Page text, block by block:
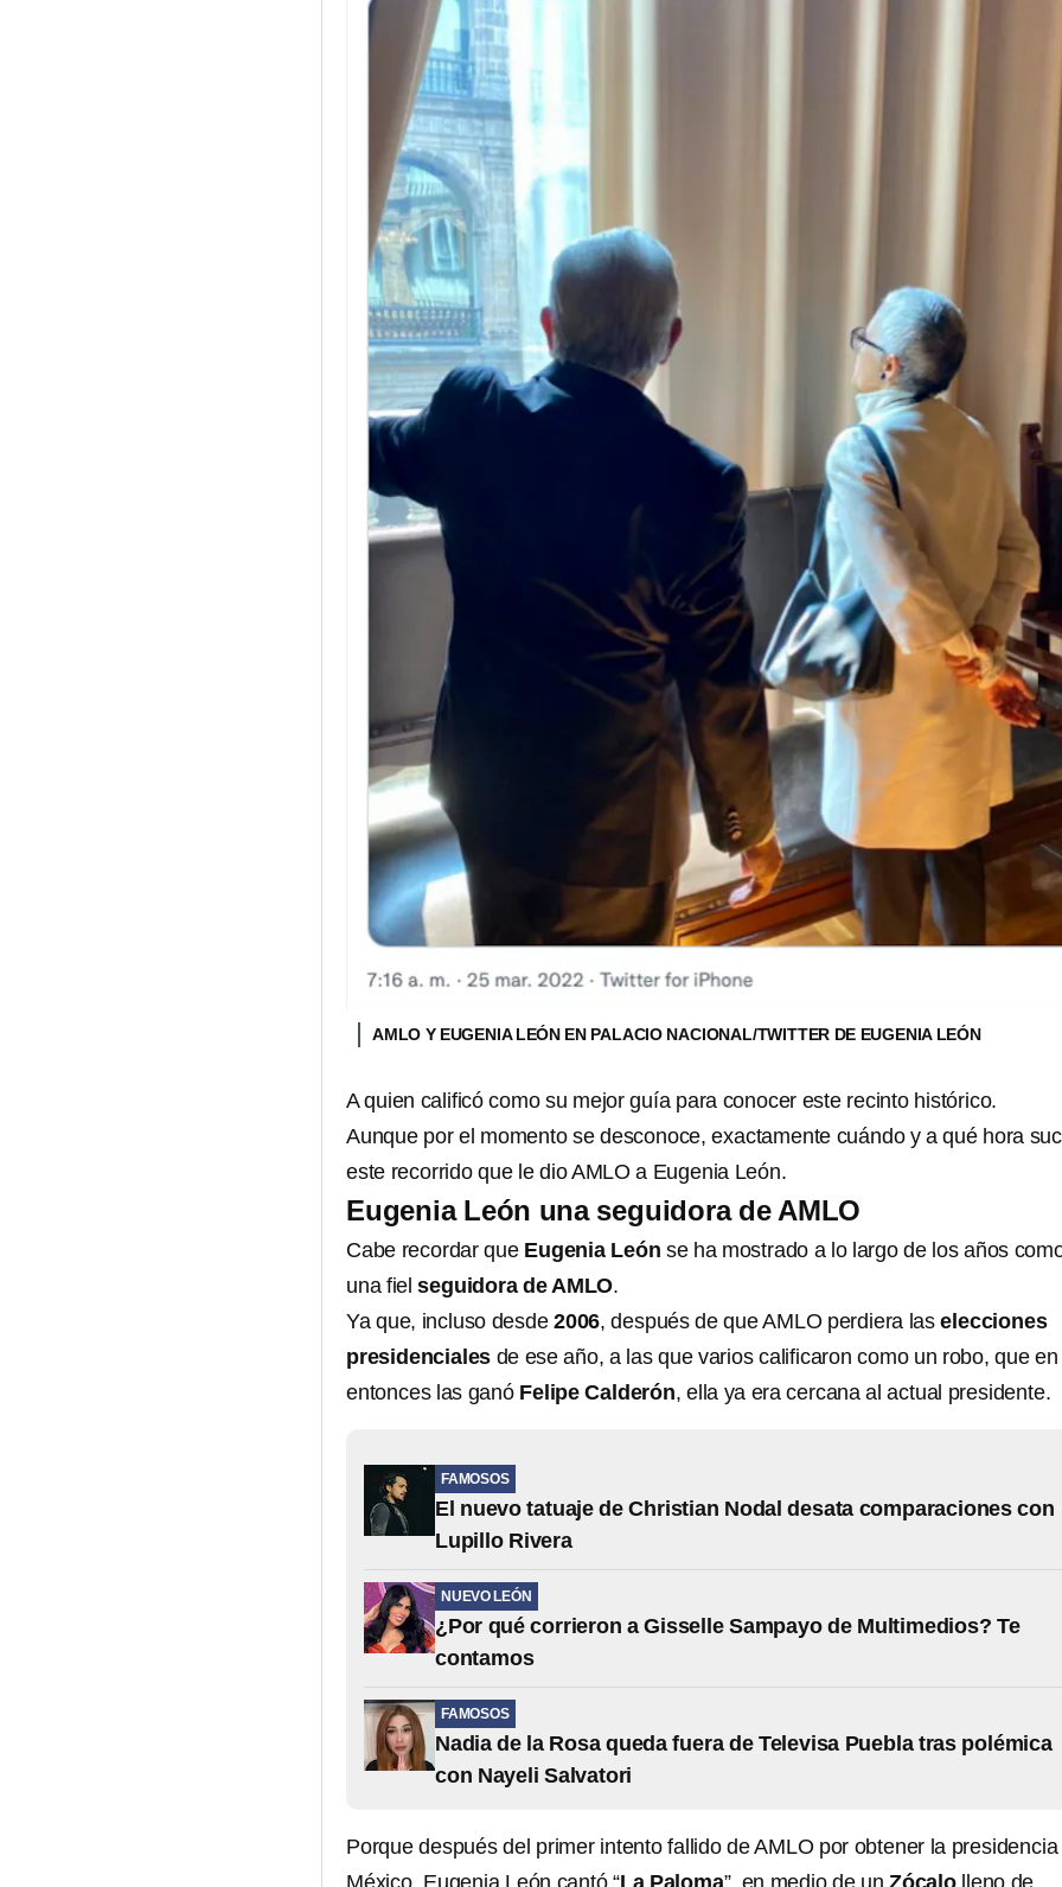
AMLO Y EUGENIA LEÓN EN PALACIO NACIONAL/TWITTER DE EUGENIA LEÓN
A quien calificó como su mejor guía para conocer este recinto histórico.
Aunque por el momento se desconoce, exactamente cuándo y a qué hora
este recorrido que le dio AMLO a Eugenia León.
Eugenia León una seguidora de AMLO
Cabe recordar queEugenia León se ha mostrado a lo largo de los años
una fiel seguidora de AMLO.
Ya que, incluso desde 2006, después de que AMLO perdiera laselecciones
presidenciales de ese año, a las que varios calificaron como un robo, que
entonces las ganó Felipe Calderón, ella ya era cercana al actual presidente.
FAMOSOS
El nuevo tatuaje de Christian Nodal desata comparaciones con
Lupillo Rivera
NUEVO LEÓN
¿Por qué corrieron a Gisselle Sampayo de Multimedios? Te
contamos
FAMOSOS
Nadia de la Rosa queda fuera de Televisa Puebla tras polémica
con Nayeli Salvatori
Porque después del primer intento fallido de AMLO por obtener la presidencia